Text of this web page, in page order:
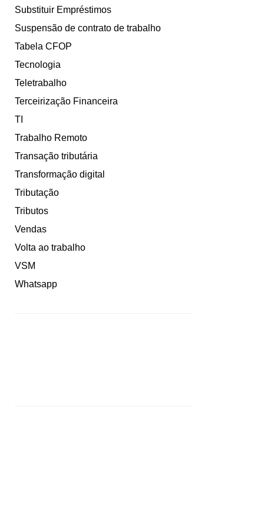
Substituir Empréstimos
Suspensão de contrato de trabalho
Tabela CFOP
Tecnologia
Teletrabalho
Terceirização Financeira
TI
Trabalho Remoto
Transação tributária
Transformação digital
Tributação
Tributos
Vendas
Volta ao trabalho
VSM
Whatsapp